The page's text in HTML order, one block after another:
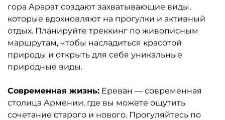
гора Арарат создают захватывающие виды,
которые вдохновляют на прогулки и активный
отдых. Планируйте треккинг по живописным
маршрутам, чтобы насладиться красотой
природы и открыть для себя уникальные
природные виды.
Современная жизнь: Ереван — современная
столица Армении, где вы можете ощутить
сочетание старого и нового. Прогуляйтесь по